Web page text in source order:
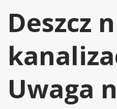
Deszcz
Uwaga